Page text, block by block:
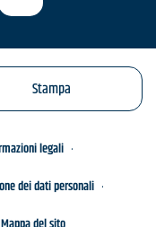
Stampa
legali
dei dati personali